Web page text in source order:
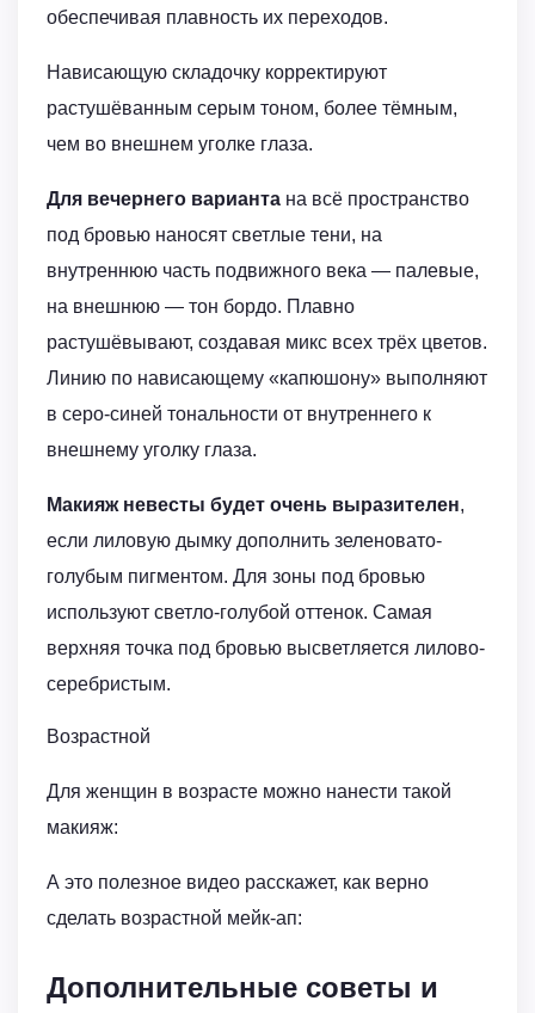
обеспечивая плавность их переходов.
Нависающую складочку корректируют
растушёванным серым тоном, более тёмным,
чем во внешнем уголке глаза.
Для вечернего варианта на всё пространство
под бровью наносят светлые тени, на
внутреннюю часть подвижного века — палевые,
на внешнюю — тон бордо. Плавно
растушёвывают, создавая микс всех трёх цветов.
Линию по нависающему «капюшону» выполняют
в серо-синей тональности от внутреннего к
внешнему уголку глаза.
Макияж невесты будет очень выразителен,
если лиловую дымку дополнить зеленовато-
голубым пигментом. Для зоны под бровью
используют светло-голубой оттенок. Самая
верхняя точка под бровью высветляется лилово-
серебристым.
Возрастной
Для женщин в возрасте можно нанести такой
макияж:
А это полезное видео расскажет, как верно
сделать возрастной мейк-ап:
Дополнительные советы и